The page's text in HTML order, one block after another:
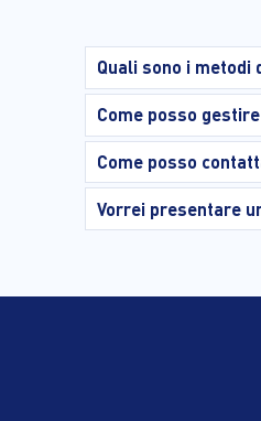
Quali sono i
Come posso
Come posso
Vorrei presentare